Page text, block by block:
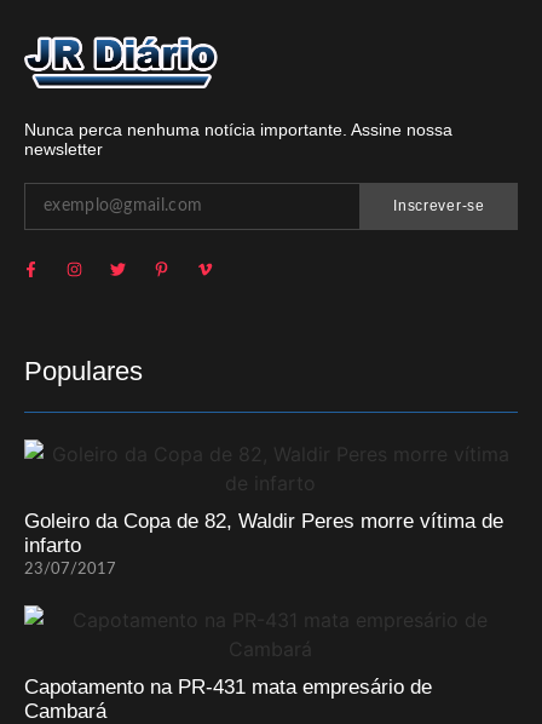
Nunca perca nenhuma notícia importante. Assine nossa
newsletter
Inscrever-se
Populares
Goleiro da Copa de 82, Waldir Peres morre vítima de
infarto
23/07/2017
Capotamento na PR-431 mata empresário de
Cambará